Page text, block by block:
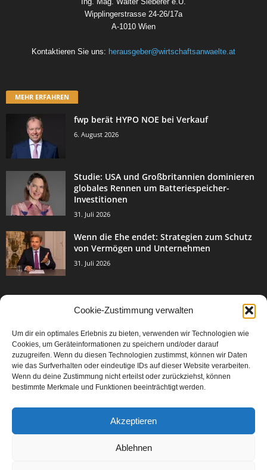
Cookie-Zustimmung verwalten
Um dir ein optimales Erlebnis zu bieten, verwenden wir Technologien wie
Cookies, um Geräteinformationen zu speichern und/oder darauf
zuzugreifen. Wenn du diesen Technologien zustimmst, können wir Daten
wie das Surfverhalten oder eindeutige IDs auf dieser Website verarbeiten.
Wenn du deine Zustimmung nicht erteilst oder zurückziehst, können
bestimmte Merkmale und Funktionen beeinträchtigt werden.
Akzeptieren
Ablehnen
Wipplingerstrasse 24-26/17a
A-1010 Wien
Kontaktieren Sie uns: herausgeber@wirtschaftsanwaelte.at
MEHR ERFAHREN
fwp berät HYPO NOE bei Verkauf
6. August 2026
Studie: USA und Großbritannien dominieren
globales Rennen um Batteriespeicher-
Investitionen
31. Juli 2026
Wenn die Ehe endet: Strategien zum Schutz
von Vermögen und Unternehmen
31. Juli 2026
Events & Success 3003
Breaking News 2067
Aktuelles
Featured Article
Karriere 567